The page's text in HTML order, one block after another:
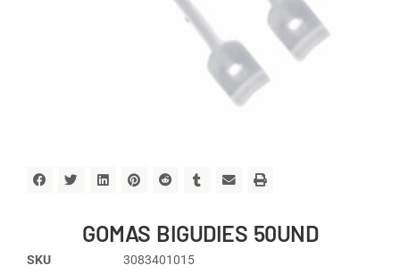
GOMAS BIGUDIES 50UND
SKU
3083401015